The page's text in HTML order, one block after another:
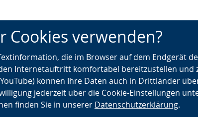
Cookies verwenden?
die im Browser auf dem Endgerät
Internetauftritt komfortabel bereitzustellen und
können Ihre Daten auch in Drittländer
jederzeit über die Cookie-Einstellungen
finden Sie in unserer Datenschutzerklärung.